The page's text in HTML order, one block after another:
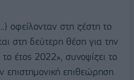
οφείλονταν στη ζέστη το
στη δεύτερη θέση για την
έτος 2022», συνοψίζει το
επιστημονική επιθεώρηση